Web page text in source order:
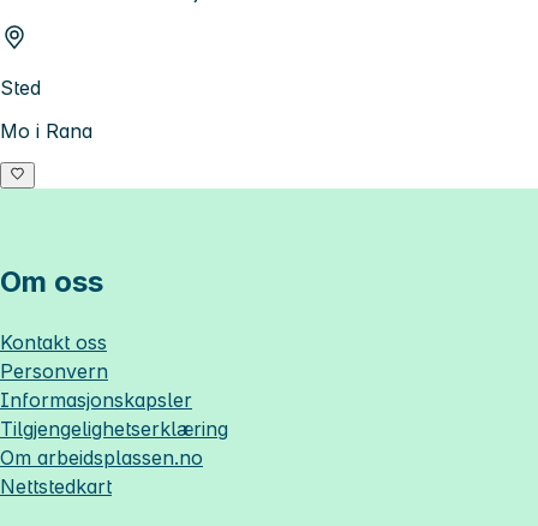
Sted
Mo i Rana
Om oss
Kontakt oss
Personvern
Informasjonskapsler
Tilgjengelighetserklæring
Om arbeidsplassen.no
Nettstedkart